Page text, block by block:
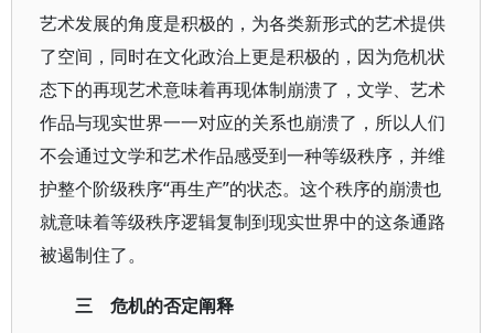
艺术发展的角度是积极的，为各类新形式的艺术提供
了空间，同时在文化政治上更是积极的，因为危机状
态下的再现艺术意味着再现体制崩溃了，文学、艺术
作品与现实世界一一对应的关系也崩溃了，所以人们
不会通过文学和艺术作品感受到一种等级秩序，并维
护整个阶级秩序“再生产”的状态。这个秩序的崩溃也
就意味着等级秩序逻辑复制到现实世界中的这条通路
被遏制住了。
三 危机的否定阐释